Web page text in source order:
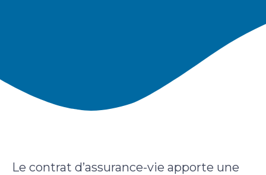
Le contrat d’assurance-vie apporte une